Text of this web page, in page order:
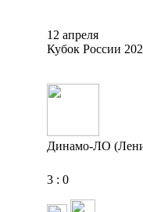
12 апреля
Кубок России
Динамо-ЛО
3 : 0